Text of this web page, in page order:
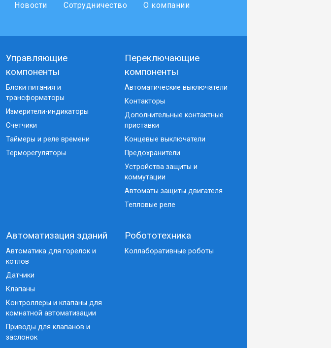
Новости Сотрудничество
О компании
Управляющие
компоненты
Блоки питания и
трансформаторы
Измерители-индикаторы
Счетчики
Таймеры и реле времени
Терморегуляторы
Переключающие
компоненты
Автоматические выключатели
Контакторы
Дополнительные контактные
приставки
Концевые выключатели
Предохранители
Устройства защиты и
коммутации
Автоматы защиты двигателя
Тепловые реле
Автоматизация зданий
Автоматика для горелок и
котлов
Датчики
Клапаны
Контроллеры и клапаны для
комнатной автоматизации
Приводы для клапанов и
заслонок
Робототехника
Коллаборативные роботы